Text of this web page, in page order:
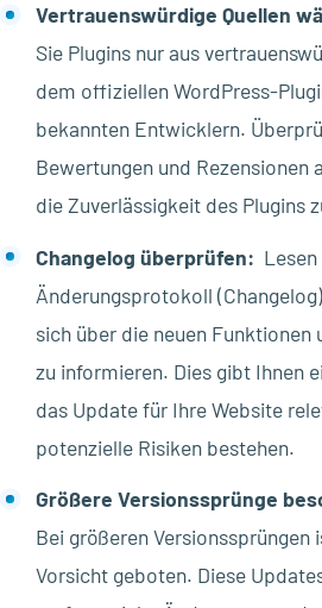
Vertrauenswürdige Quellen
Sie Plugins nur aus
dem offiziellen WordPress-
bekannten Entwicklern.
Bewertungen und Rezensionen
die Zuverlässigkeit des Plugins
Changelog überprüfen:
Änderungsprotokoll
sich über die neuen Funktionen
zu informieren. Dies gibt Ihnen
das Update für Ihre Website
potenzielle Risiken bestehen.
Größere Versionssprünge
Bei größeren Versionssprüngen
Vorsicht geboten. Diese